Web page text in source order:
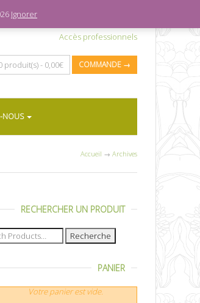
Accès professionnels
produit(s) - 0,00€ COMMANDE →
NOUS
Accueil → Archives
RECHERCHER UN PRODUIT
PANIER
Votre panier est vide.
Ignorer